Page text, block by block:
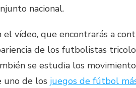
nacional.
el vídeo, que encontrarás a
de los futbolistas
se estudia los
uno de los juegos de fútbol